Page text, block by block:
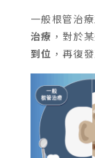
一般根管治
治療 ，對於
到位 ，再復